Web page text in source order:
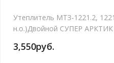
Утеплитель МТЗ-1221.2,
н.о.)Двойной СУПЕР АРКТИК
3,550руб.